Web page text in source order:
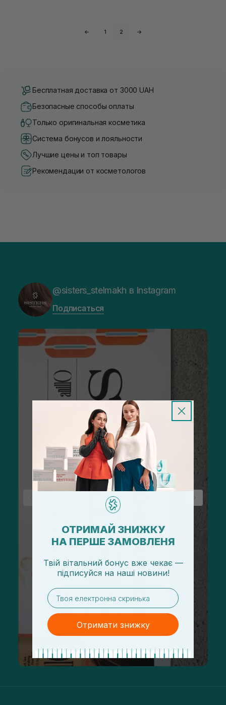
← 1 2 →
Бесплатная доставка от 3000 UAH
Безопасные способы оплаты
Только оригинальная косметика
Система бонусов и лояльности
Лучшие цены и топ товары
Рекомендации от косметологов
@sisters_stelmakh в Instagram
Подписаться
ОТРИМАЙ ЗНИЖКУ
НА ПЕРШЕ ЗАМОВЛЕНЯ
Твій вітальний бонус вже чекає —
підписуйся на наші новини!
email
Отримати знижку